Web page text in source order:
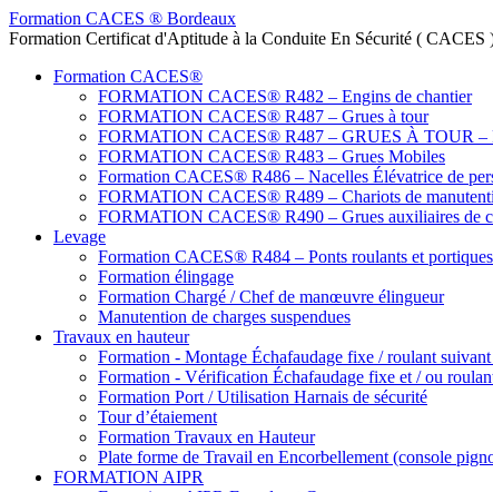
Formation CACES ® Bordeaux
Formation Certificat d'Aptitude à la Conduite En Sécurité ( CACES
Formation CACES®
FORMATION CACES® R482 – Engins de chantier
FORMATION CACES® R487 – Grues à tour
FORMATION CACES® R487 – GRUES À TOUR –
FORMATION CACES® R483 – Grues Mobiles
Formation CACES® R486 – Nacelles Élévatrice de
FORMATION CACES® R489 – Chariots de
FORMATION CACES® R490 – Grues auxiliaires de
Levage
Formation CACES® R484 – Ponts roulants et portiques
Formation élingage
Formation Chargé / Chef de manœuvre élingueur
Manutention de charges suspendues
Travaux en hauteur
Formation - Montage Échafaudage fixe / roulant
Formation - Vérification Échafaudage fixe et / ou
Formation Port / Utilisation Harnais de sécurité
Tour d’étaiement
Formation Travaux en Hauteur
Plate forme de Travail en Encorbellement (console
FORMATION AIPR